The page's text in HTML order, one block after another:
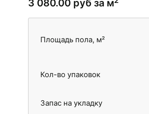
Паркетная химия
3 080.00 руб за м
Площадь пола, м²
Кол-во упаковок
Запас на укладку